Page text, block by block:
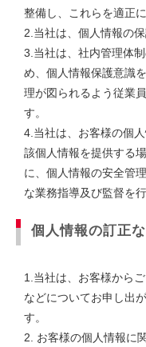
整備し、これらを適正
2.当社は、個人情報の保
3.当社は、社内管理体
め、個人情報保護意識
理が図られるよう従業
す。
4.当社は、お客様の個
該個人情報を提供する
に、個人情報の安全管
な業務指導及び監督を行
個人情報の訂正
1.当社は、お客様から
などについてお申し出
す。
2. お客様の個人情報に